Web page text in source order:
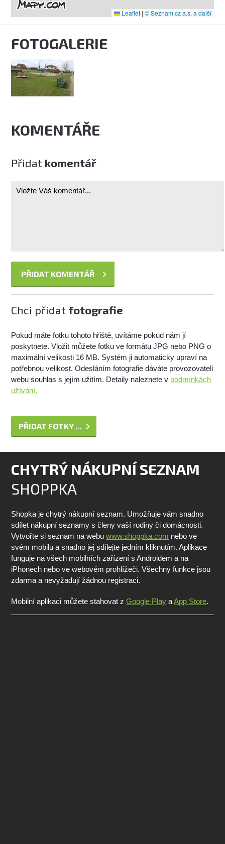
Leaflet | © Seznam.cz a.s. a další
FOTOGALERIE
KOMENTÁŘE
Přidat komentář
Chci přidat fotografie
Pokud máte fotku tohoto hřiště, uvítáme pokud nám jí
poskytnete. Vložit můžete fotku ve formátu JPG nebo PNG o
maximální velikosti 16 MB. Systém ji automaticky upraví na
potřebnou velikost. Odesláním fotografie dáváte provozovateli
webu souhlas s jejím užitím. Detaily naleznete v podmínkách
užívání.
PŘIDAT FOTKY ...
CHYTRÝ NÁKUPNÍ SEZNAM
SHOPPKA
Shopka je chytrý nákupní seznam. Umožňuje vám snadno
sdílet nákupní seznamy s členy vaší rodiny či domácnosti.
Vytvořte si seznam na webuwww.shoppka.com nebo ve
svém mobilu a snadno jej sdílejte jedním kliknutím. Aplikace
funguje na všech mobilních zařízení s Androidem a na
iPhonech nebo ve webovém prohlížeči. Všechny funkce jsou
zdarma a nevyžadují žádnou registraci.
Mobilní aplikaci můžete stahovat zGoogle Play aApp Store.